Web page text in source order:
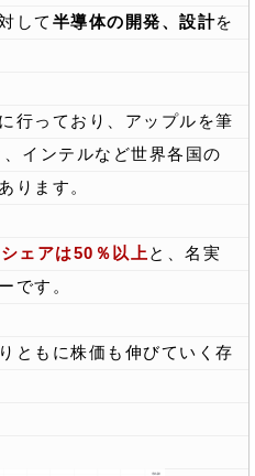
して 半導体の開発、設計を
行っており、アップルを筆
インテルなど世界各国の
ります。
ェアは50％以上 と、名実
です。
ともに株価も伸びていく存